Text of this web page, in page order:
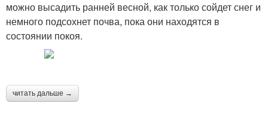
можно высадить ранней весной, как только сойдет снег и
немного подсохнет почва, пока они находятся в
состоянии покоя.
читать дальше →